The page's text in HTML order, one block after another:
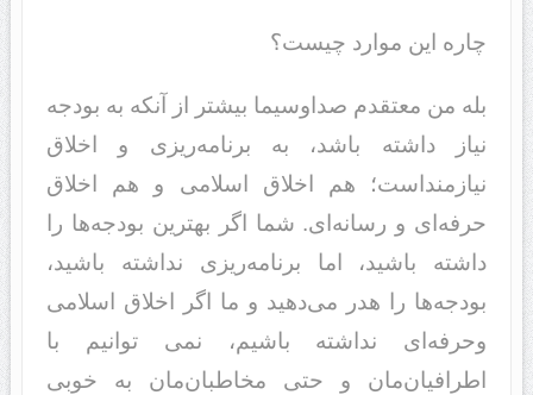
چاره این موارد چیست؟
بله من معتقدم صداوسیما بیشتر از آنکه به بودجه
نیاز داشته باشد، به برنامه‌ریزی و اخلاق
نیازمنداست؛ هم اخلاق اسلامی و هم اخلاق
حرفه‌ای و رسانه‌ای. شما اگر بهترین بودجه‌ها را
داشته باشید، اما برنامه‌ریزی نداشته باشید،
بودجه‌ها را هدر می‌دهید و ما اگر اخلاق اسلامی
وحرفه‌ای نداشته باشیم، نمی توانیم با
اطرافیان‌مان و حتی مخاطبان‌مان به خوبی